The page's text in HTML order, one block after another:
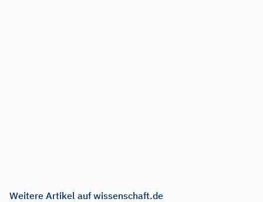
Weitere Artikel auf wissenschaft.de